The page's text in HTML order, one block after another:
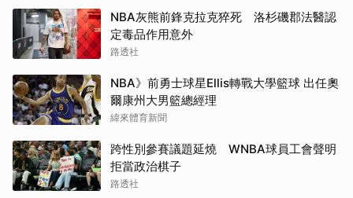
NBA灰熊前鋒克拉克猝死 洛杉磯郡法醫認
定毒品作用意外
路透社
NBA》前勇士球星Ellis轉戰大學籃球 出任奧
爾康州大男籃總經理
緯來體育新聞
跨性別參賽議題延燒 WNBA球員工會聲明
拒當政治棋子
路透社